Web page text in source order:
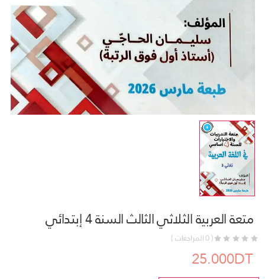
متعة العربية الثلاثي الثالث السنة 4 إبتدائي
( 0 المراجعات )
25.000DT